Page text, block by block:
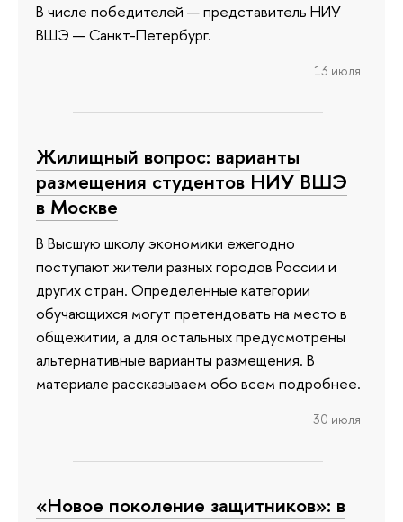
В числе победителей — представитель НИУ
ВШЭ — Санкт-Петербург.
13 июля
Жилищный вопрос: варианты
размещения студентов НИУ ВШЭ
в Москве
В Высшую школу экономики ежегодно
поступают жители разных городов России и
других стран. Определенные категории
обучающихся могут претендовать на место в
общежитии, а для остальных предусмотрены
альтернативные варианты размещения. В
материале рассказываем обо всем подробнее.
30 июля
«Новое поколение защитников»: в